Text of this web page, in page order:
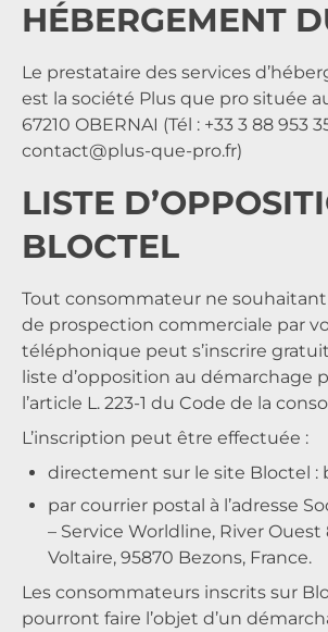
HÉBERGEMENT
Le prestataire des services
est la société Plus que pro située
67210 OBERNAI (Tél : +33 3 88 953
contact@plus-que-pro.fr)
LISTE
BLOCTEL
Tout consommateur ne souhaitant
de prospection commerciale par
téléphonique peut s’inscrire
liste d’opposition au démarchage
l’article L. 223-1 du Code de la
L’inscription peut être effectuée :
directement sur le site Bloctel :
par courrier postal à l’adresse
– Service Worldline, River Ouest
Voltaire, 95870 Bezons, France.
Les consommateurs inscrits sur
pourront faire l’objet d’un